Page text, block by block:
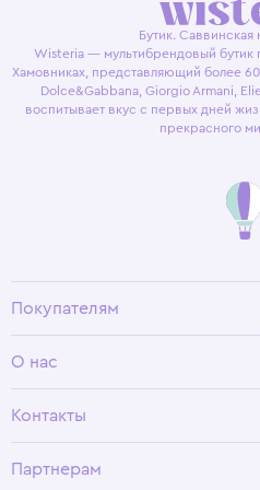
Бутик. Саввинская
Wisteria — мультибрендовый
Хамовниках, представляющий более
Dolce&Gabbana, Giorgio Armani,
воспитывает вкус с первых дней
прекрасного
Покупателям
Условия возврата
О нас
Программа лояльности
Контакты
Партнерам